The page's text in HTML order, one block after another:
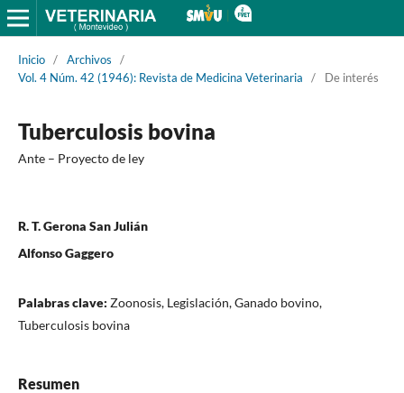
Inicio / Archivos
/
Vol. 4 Núm. 42 (1946): Revista de Medicina Veterinaria
/ De interés
Tuberculosis bovina
Ante – Proyecto de ley
R. T. Gerona San Julián
Alfonso Gaggero
Palabras clave: Zoonosis, Legislación, Ganado bovino,
Tuberculosis bovina
Resumen